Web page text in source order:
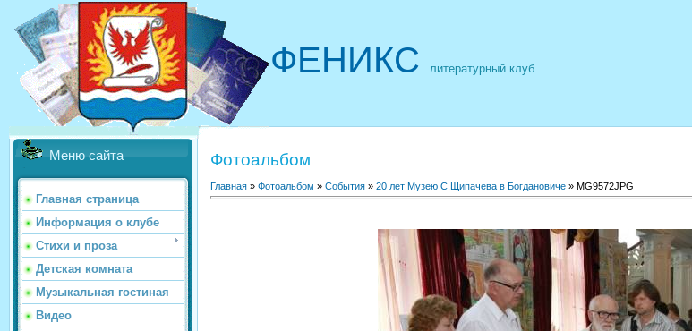
ФЕНИКС литературный клуб
Меню сайта
Главная страница
Информация о клубе
Стихи и проза
Детская комната
Музыкальная гостиная
Видео
Фотоальбом
Главная » Фотоальбом » События » 20 лет Музею С.Щипачева в Богдановиче » MG9572JPG